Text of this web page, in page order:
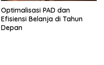
Optimalisasi PAD dan
Efisiensi Belanja di Tahun
Depan